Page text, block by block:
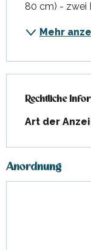
80 cm) - zwei
Mehr
Rechtliche
Rechtliche
Art der
Anordnung